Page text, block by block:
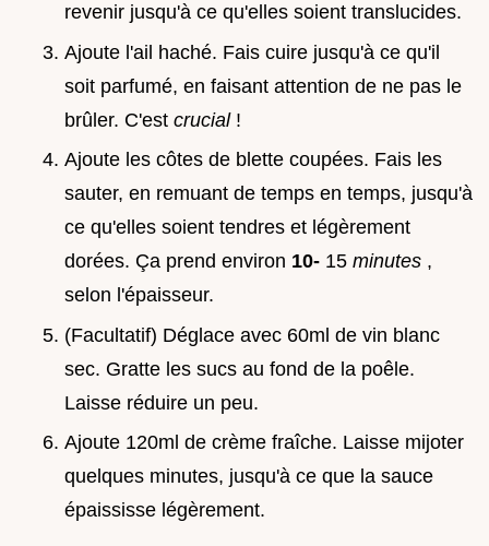
revenir jusqu'à ce qu'elles soient translucides.
Ajoute l'ail haché. Fais cuire jusqu'à ce qu'il
soit parfumé, en faisant attention de ne pas le
brûler. C'est crucial !
Ajoute les côtes de blette coupées. Fais les
sauter, en remuant de temps en temps, jusqu'à
ce qu'elles soient tendres et légèrement
dorées. Ça prend environ 10- 15 minutes ,
selon l'épaisseur.
(Facultatif) Déglace avec 60ml de vin blanc
sec. Gratte les sucs au fond de la poêle.
Laisse réduire un peu.
Ajoute 120ml de crème fraîche. Laisse mijoter
quelques minutes, jusqu'à ce que la sauce
épaississe légèrement.